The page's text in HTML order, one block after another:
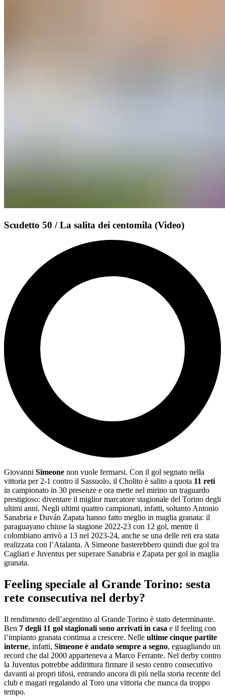
Scudetto 50 / La salita dei centomila (Video)
Giovanni Simeone non vuole fermarsi. Con il gol segnato nella
vittoria per 2-1 contro il Sassuolo, il Cholito è salito a quota 11 reti
in campionato in 30 presenze e ora mette nel mirino un traguardo
prestigioso: diventare il miglior marcatore stagionale del Torino degli
ultimi anni. Negli ultimi quattro campionati, infatti, soltanto Antonio
Sanabria e Duván Zapata hanno fatto meglio in maglia granata: il
paraguayano chiuse la stagione 2022-23 con 12 gol, mentre il
colombiano arrivò a 13 nel 2023-24, anche se una delle reti era stata
realizzata con l’Atalanta. A Simeone basterebbero quindi due gol tra
Cagliari e Juventus per superare Sanabria e Zapata per gol in maglia
granata.
Feeling speciale al Grande Torino: sesta
rete consecutiva nel derby?
Il rendimento dell’argentino al Grande Torino è stato determinante.
Ben 7 degli 11 gol stagionali sono arrivati in casa e il feeling con
l’impianto granata continua a crescere. Nelle ultime cinque partite
interne, infatti, Simeone è andato sempre a segno, eguagliando un
record che dal 2000 apparteneva a Marco Ferrante. Nel derby contro
la Juventus potrebbe addirittura firmare il sesto centro consecutivo
davanti ai propri tifosi, entrando ancora di più nella storia recente del
club e magari regalando al Toro una vittoria che manca da troppo
tempo.